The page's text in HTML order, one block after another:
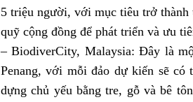
5 triệu người, với mục tiêu trở thành
quỹ cộng đồng để phát triển và ưu
– BiodiverCity, Malaysia: Đây là
Penang, với mỗi đảo dự kiến sẽ có
dựng chủ yếu bằng tre, gỗ và bê